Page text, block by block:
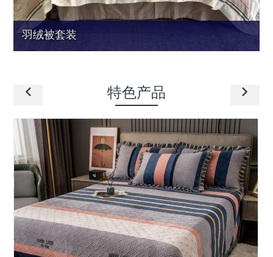
羽绒被套装
特色产品